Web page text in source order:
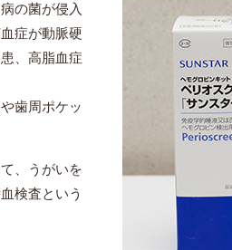
の菌が侵入
症が動脈硬
、高脂血症
歯周ポケッ
、うがいを
検査という